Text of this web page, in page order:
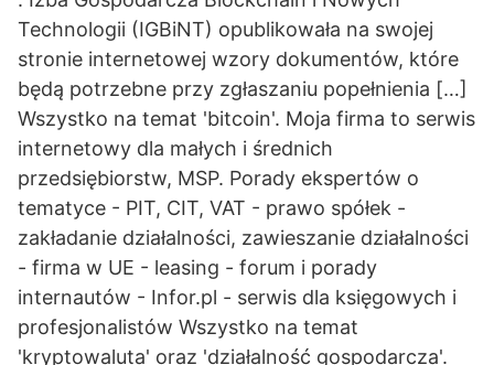
Technologii (IGBiNT) opublikowała na swojej
stronie internetowej wzory dokumentów, które
będą potrzebne przy zgłaszaniu popełnienia […]
Wszystko na temat 'bitcoin'. Moja firma to serwis
internetowy dla małych i średnich
przedsiębiorstw, MSP. Porady ekspertów o
tematyce - PIT, CIT, VAT - prawo spółek -
zakładanie działalności, zawieszanie działalności
- firma w UE - leasing - forum i porady
internautów - Infor.pl - serwis dla księgowych i
profesjonalistów Wszystko na temat
'kryptowaluta' oraz 'działalność gospodarcza'.